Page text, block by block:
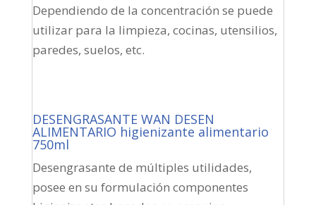
Dependiendo de la concentración se puede
utilizar para la limpieza, cocinas, utensilios,
paredes, suelos, etc.
DESENGRASANTE WAN DESEN
ALIMENTARIO higienizante alimentario
750ml
Desengrasante de múltiples utilidades,
posee en su formulación componentes